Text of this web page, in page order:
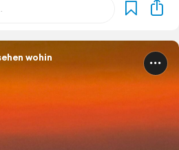
wohin